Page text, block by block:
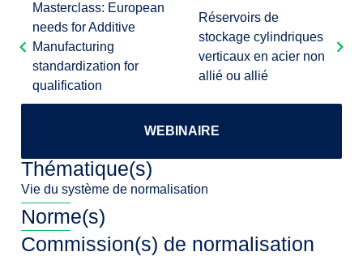
Masterclass: European
needs for Additive
Manufacturing
standardization for
qualification
Réservoirs de
stockage cylindriques
verticaux en acier non
allié ou allié
WEBINAIRE
Thématique(s)
Vie du système de normalisation
Norme(s)
Commission(s) de normalisation